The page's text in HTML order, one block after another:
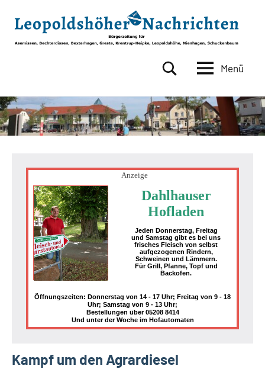
Inhalt
springen
Nachrichten
Asemissen,
Bechterdissen,
Bexterhagen,
Leopoldshöhe,
Nienhagen,
Schuckenbaum
Menü
Anzeige
Dahlhauser
Hofladen
Jeden Donnerstag, Freitag
und Samstag gibt es bei uns
frisches Fleisch von selbst
aufgezogenen Rindern,
Schweinen und Lämmern.
Für Grill, Pfanne, Topf und
Backofen.
Öffnungszeiten: Donnerstag von 14 - 17 Uhr; Freitag von 9 - 18
Uhr; Samstag von 9 - 13 Uhr;
Bestellungen über 05208 8414
Und unter der Woche im Hofautomaten
Kampf um den Agrardiesel